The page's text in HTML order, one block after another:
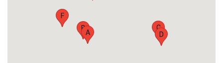
A
B
C
D
F